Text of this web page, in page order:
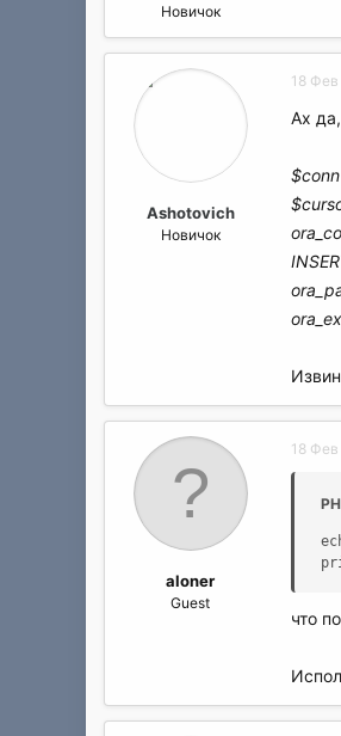
Новичок
Ashotovich
Новичок
18
Ах
aloner
Guest
18
что